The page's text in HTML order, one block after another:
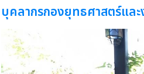
บุคลากรกองยุทธศาสตร์แล